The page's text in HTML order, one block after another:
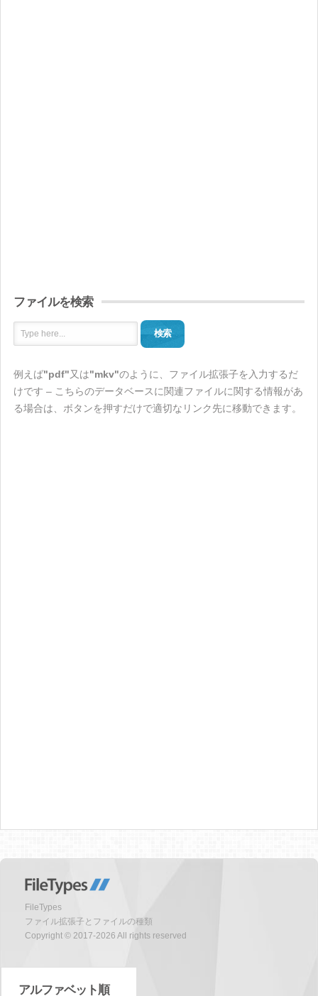
ファイルを検索
検索
例えば"pdf"又は"mkv"のように、ファイル拡張子を入力するだ
けです – こちらのデータベースに関連ファイルに関する情報があ
る場合は、ボタンを押すだけで適切なリンク先に移動できます。
FileTypes
ファイル拡張子とファイルの種類
Copyright © 2017-2026 All rights reserved
アルファベット順